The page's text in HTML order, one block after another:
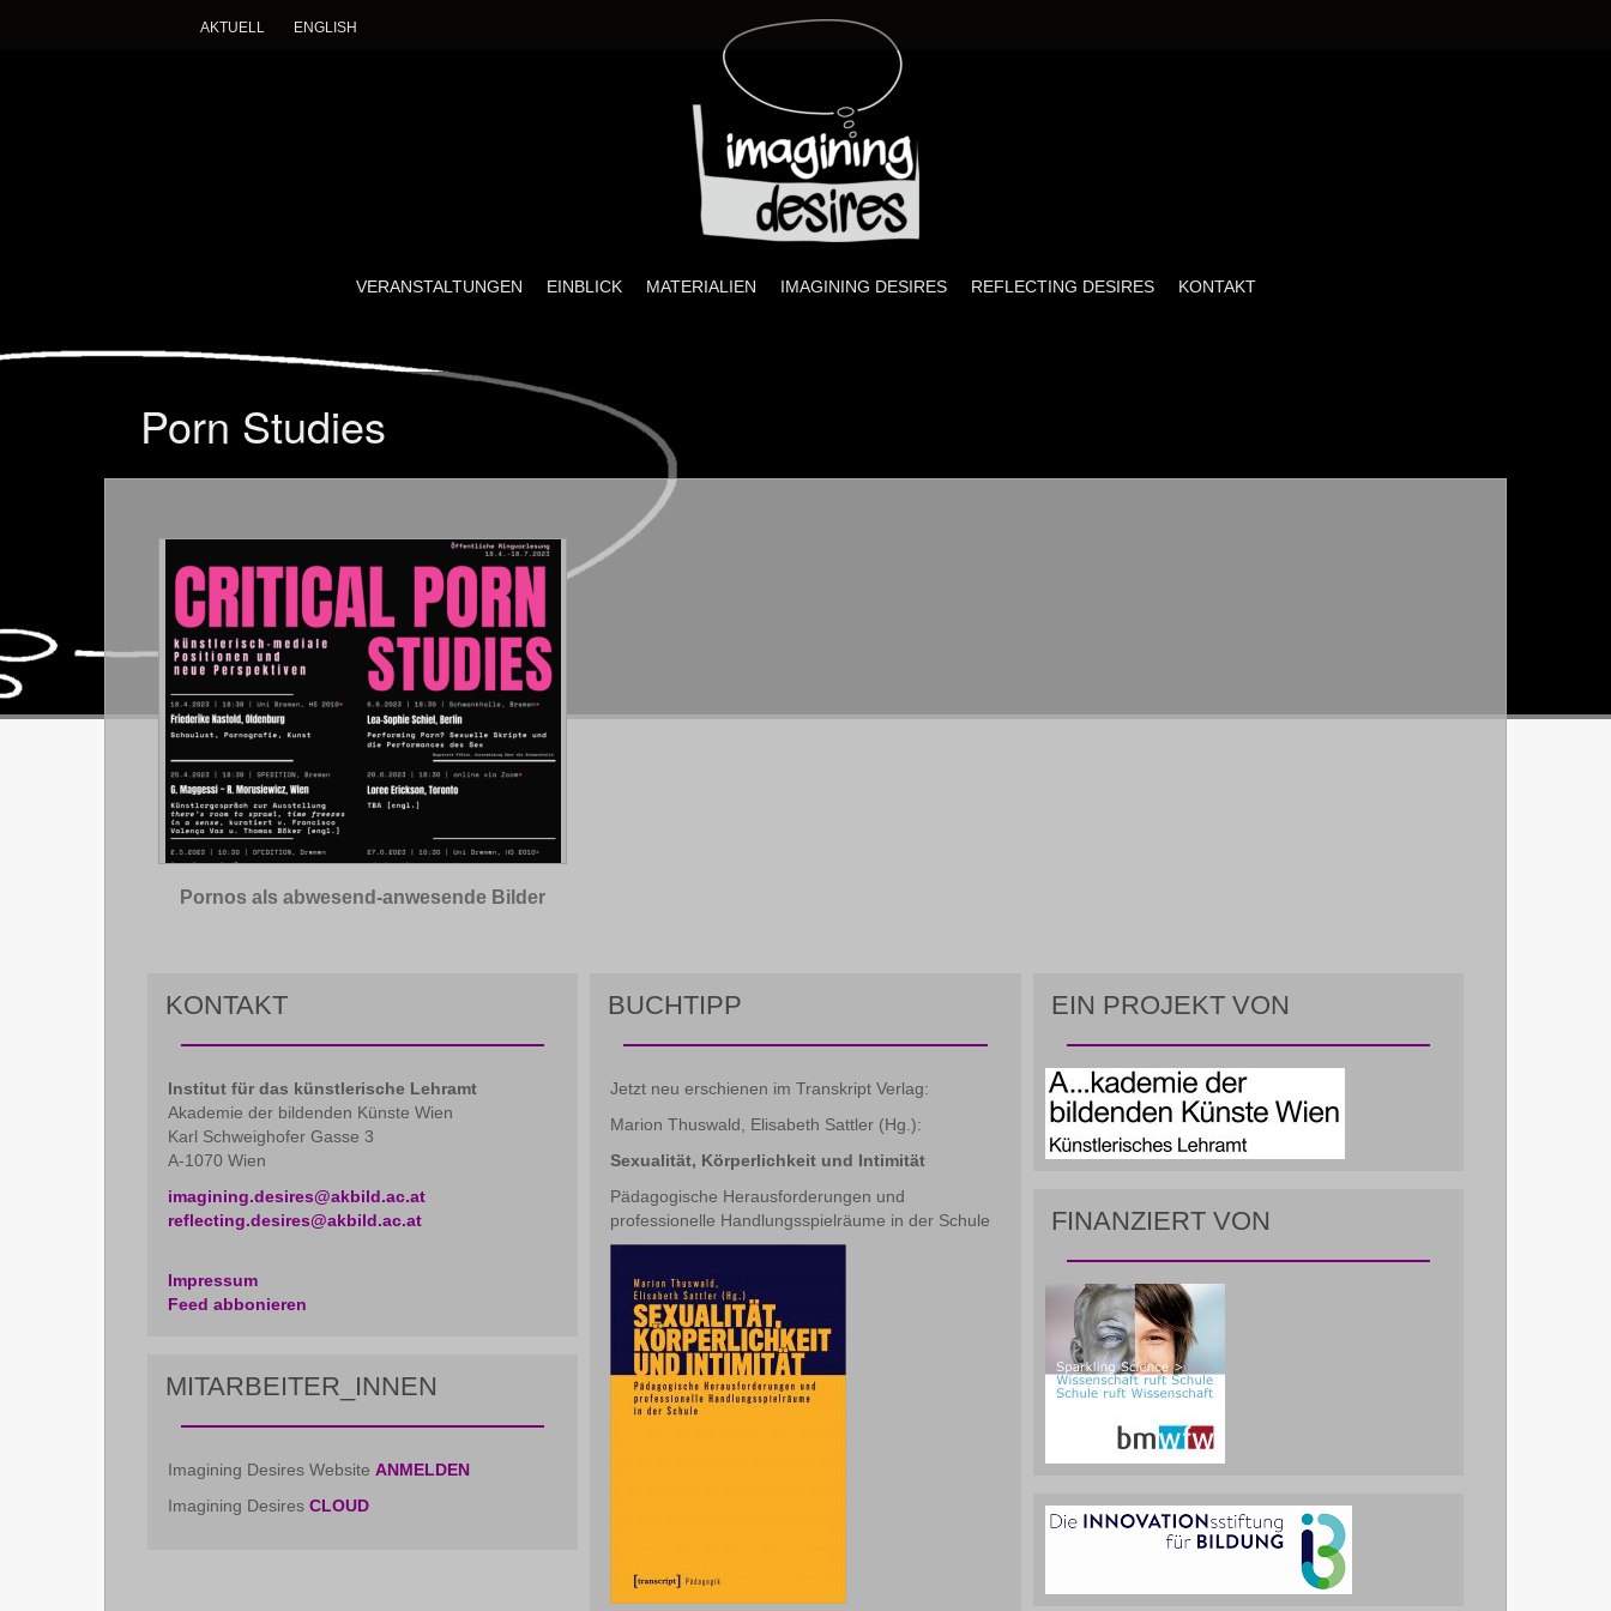
AKTUELL ENGLISH
Ein wissenschaftlich-künstlerisches Forschungsprojekt zu Sexualität, visueller Kultur und Pädagogik
TO
VERANSTALTUNGEN EINBLICK MATERIALIEN IMAGINING DESIRES REFLECTING DESIRES KONTAKT
Porn Studies
Pornos als abwesend-anwesende Bilder
KONTAKT
Institut für das künstlerische Lehramt
Akademie der bildenden Künste Wien
Karl Schweighofer Gasse 3
A-1070 Wien
imagining.desires@akbild.ac.at
reflecting.desires@akbild.ac.at
Impressum
Feed abbonieren
MITARBEITER_INNEN
Imagining Desires Website ANMELDEN
Imagining Desires CLOUD
BUCHTIPP
Jetzt neu erschienen im Transkript Verlag:
Marion Thuswald, Elisabeth Sattler (Hg.):
Sexualität, Körperlichkeit und Intimität
Pädagogische Herausforderungen und
professionelle Handlungsspielräume in der Schule
EIN PROJEKT VON
FINANZIERT VON